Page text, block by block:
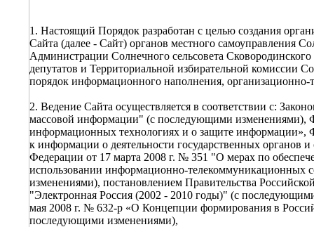
1. Настоящий Порядок разработан с целью создания
Сайта (далее - Сайт) органов местного самоуправления
Администрации Солнечного сельсовета
депутатов и Территориальной избирательной комиссии
порядок информационного наполнения, организационно-
2. Ведение Сайта осуществляется в соответствии с:
массовой информации" (с последующими
информационных технологиях и о защите информации»,
к информации о деятельности государственных органов
Федерации от 17 марта 2008 г. № 351 "О мерах по
использовании информационно-
изменениями), постановлением Правительства
"Электронная Россия (2002 - 2010 годы)" (с
мая 2008 г. № 632-р «О Концепции формирования в
последующими изменениями),